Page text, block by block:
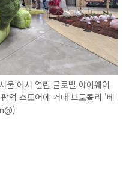
’에서 열린 글로벌 아이웨어
업 스토어에 거대 브로콜리 '베